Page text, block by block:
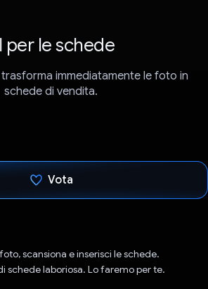
per le schede
immediatamente le foto in
schede di vendita.
Vota
scansiona e inserisci le schede.
schede laboriosa. Lo faremo per te.